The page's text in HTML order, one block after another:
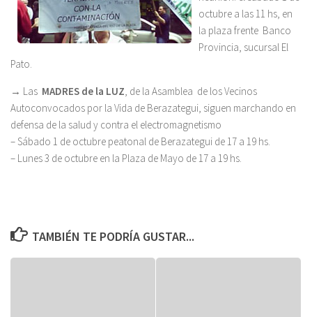
octubre a las 11 hs, en
la plaza frente Banco
Provincia, sucursal El
Pato.
→ Las MADRES de la LUZ, de la Asamblea de los Vecinos
Autoconvocados por la Vida de Berazategui, siguen marchando en
defensa de la salud y contra el electromagnetismo
– Sábado 1 de octubre peatonal de Berazategui de 17 a 19 hs.
– Lunes 3 de octubre en la Plaza de Mayo de 17 a 19 hs.
TAMBIÉN TE PODRÍA GUSTAR...